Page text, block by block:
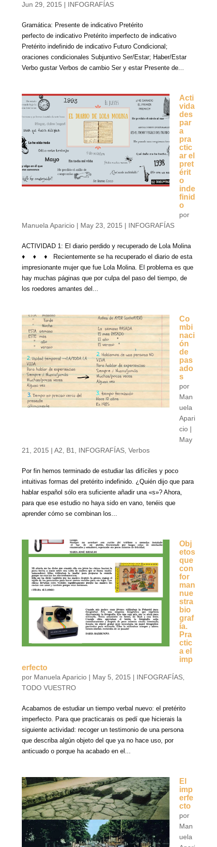
Jun 29, 2015 | INFOGRAFÍAS
Gramática: Presente de indicativo Pretérito
perfecto de indicativo Pretérito imperfecto de indicativo
Pretérito indefinido de indicativo Futuro Condicional;
oraciones condicionales Subjuntivo Ser/Estar; Haber/Estar
Verbo gustar Verbos de cambio Ser y estar Presente de...
Acti
vida
des
par
a
pra
ctic
ar el
pret
érit
o
inde
finid
o
por
Manuela Aparicio| May 23, 2015 | INFOGRAFÍAS
ACTIVIDAD 1: El diario perdido y recuperado de Lola Molina
♦ ♦ ♦ Recientemente se ha recuperado el diario de esta
impresionante mujer que fue Lola Molina. El problema es que
hay muchas páginas que por culpa del paso del tiempo, de
los roedores amantes del...
Co
mbi
naci
ón
de
pas
ado
s
por
Man
uela
Apari
cio|
May
21, 2015 | A2 B1 INFOGRAFÍAS, Verbos
Por fin hemos terminado de estudiar las difíciles y poco
intuitivas formas del pretérito indefinido. ¿Quién dijo que para
hablar español sólo era suficiente añadir una «s»? Ahora,
para que ese estudio no haya sido en vano, tenéis que
aprender cómo se combinan los...
Obj
etos
que
con
for
man
nue
stra
bio
graf
ía.
Pra
ctic
a el
imp
erfecto
por Manuela Aparicio| May 5, 2015 | INFOGRAFÍAS,
TODO VUESTRO
Acabamos de estudiar un tiempo verbal nuevo: el pretérito
imperfecto. Para que practicarais os pedí que hicierais la
siguiente actividad: recoger un testimonio de una persona
que describa algún objeto del que ya no hace uso, por
anticuado o porque ha acabado en el...
El
imp
erfe
cto
por
Man
uela